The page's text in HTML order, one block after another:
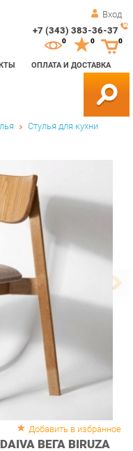
Вход
+7 (343) 383-36-37
ОПЛАТА И ДОСТАВКА
0 0
Стулья для кухни
ВЕГА BIRUZA